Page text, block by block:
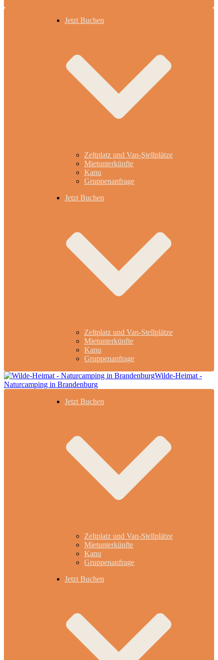
Jetzt Buchen
Zeltplatz und Van-Stellplätze
Mietunterkünfte
Kanu
Gruppenanfrage
Jetzt Buchen
Zeltplatz und Van-Stellplätze
Mietunterkünfte
Kanu
Gruppenanfrage
Jetzt Buchen
Zeltplatz und Van-Stellplätze
Mietunterkünfte
Kanu
Gruppenanfrage
Jetzt Buchen